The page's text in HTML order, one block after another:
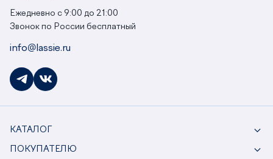
Ежедневно с 9:00 до 21:00
Звонок по России бесплатный
info@lassie.ru
КАТАЛОГ
ПОКУПАТЕЛЮ